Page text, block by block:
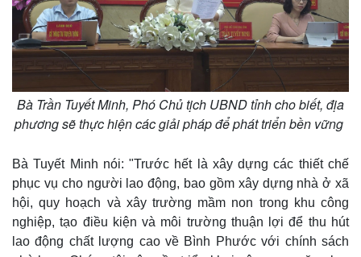
Bà Trần Tuyết Minh, Phó Chủ tịch UBND tỉnh cho biết, địa
phương sẽ thực hiện các giải pháp để phát triển bền vững
Bà Tuyết Minh nói: "Trước hết là xây dựng các thiết chế
phục vụ cho người lao động, bao gồm xây dựng nhà ở xã
hội, quy hoạch và xây trường mầm non trong khu công
nghiệp, tạo điều kiện và môi trường thuận lợi để thu hút
lao động chất lượng cao về Bình Phước với chính sách